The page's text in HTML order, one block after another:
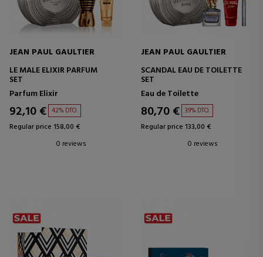
JEAN PAUL GAULTIER
LE MALE ELIXIR PARFUM
SET
Parfum Elixir
92,10 € 42% DTO.
Regular price 158,00 €
0 reviews
JEAN PAUL GAULTIER
SCANDAL EAU DE TOILETTE
SET
Eau de Toilette
80,70 € 39% DTO.
Regular price 133,00 €
0 reviews